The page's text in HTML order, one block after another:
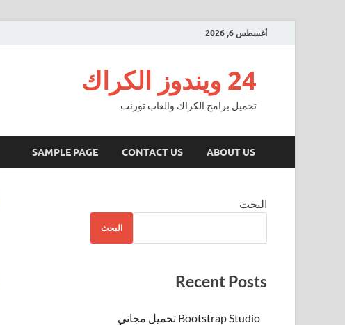
أغسطس 6, 2026
24 ويندوز الكراك
تحميل برامج الكراك والعاب تورنت
ABOUT US
CONTACT US
SAMPLE PAGE
البحث
البحث
Recent Posts
Bootstrap Studio تحميل مجاني